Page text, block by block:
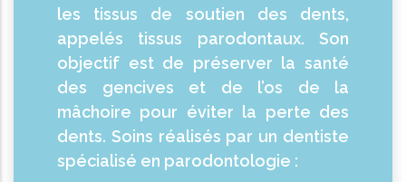
les tissus de soutien des dents,
appelés tissus parodontaux. Son
objectif est de préserver la santé
des gencives et de l’os de la
mâchoire pour éviter la perte des
dents. Soins réalisés par un dentiste
spécialisé en parodontologie :